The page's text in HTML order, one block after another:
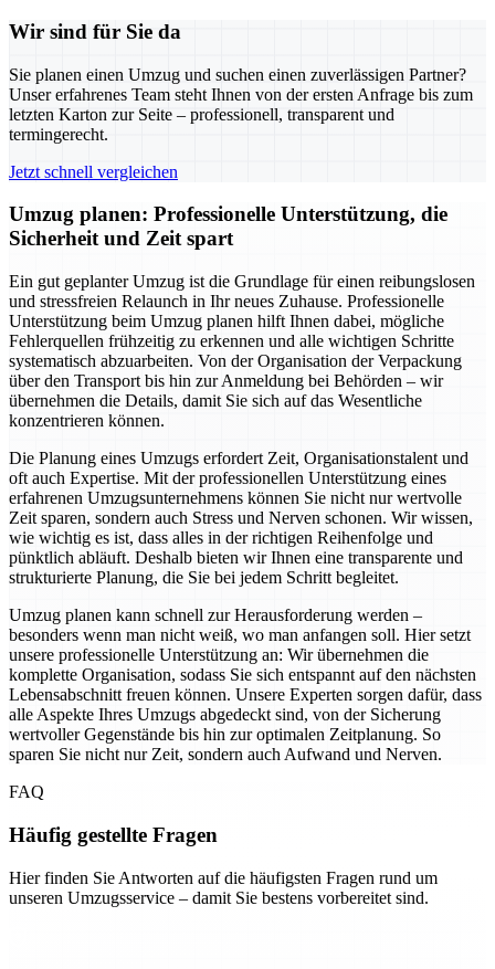
Wir sind für Sie da
Sie planen einen Umzug und suchen einen zuverlässigen Partner?
Unser erfahrenes Team steht Ihnen von der ersten Anfrage bis zum
letzten Karton zur Seite – professionell, transparent und
termingerecht.
Jetzt schnell vergleichen
Umzug planen: Professionelle Unterstützung, die
Sicherheit und Zeit spart
Ein gut geplanter Umzug ist die Grundlage für einen reibungslosen
und stressfreien Relaunch in Ihr neues Zuhause. Professionelle
Unterstützung beim Umzug planen hilft Ihnen dabei, mögliche
Fehlerquellen frühzeitig zu erkennen und alle wichtigen Schritte
systematisch abzuarbeiten. Von der Organisation der Verpackung
über den Transport bis hin zur Anmeldung bei Behörden – wir
übernehmen die Details, damit Sie sich auf das Wesentliche
konzentrieren können.
Die Planung eines Umzugs erfordert Zeit, Organisationstalent und
oft auch Expertise. Mit der professionellen Unterstützung eines
erfahrenen Umzugsunternehmens können Sie nicht nur wertvolle
Zeit sparen, sondern auch Stress und Nerven schonen. Wir wissen,
wie wichtig es ist, dass alles in der richtigen Reihenfolge und
pünktlich abläuft. Deshalb bieten wir Ihnen eine transparente und
strukturierte Planung, die Sie bei jedem Schritt begleitet.
Umzug planen kann schnell zur Herausforderung werden –
besonders wenn man nicht weiß, wo man anfangen soll. Hier setzt
unsere professionelle Unterstützung an: Wir übernehmen die
komplette Organisation, sodass Sie sich entspannt auf den nächsten
Lebensabschnitt freuen können. Unsere Experten sorgen dafür, dass
alle Aspekte Ihres Umzugs abgedeckt sind, von der Sicherung
wertvoller Gegenstände bis hin zur optimalen Zeitplanung. So
sparen Sie nicht nur Zeit, sondern auch Aufwand und Nerven.
FAQ
Häufig gestellte Fragen
Hier finden Sie Antworten auf die häufigsten Fragen rund um
unseren Umzugsservice – damit Sie bestens vorbereitet sind.